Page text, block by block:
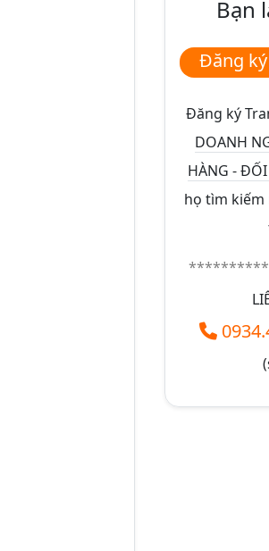
Bạn
Đăng
Đăng ký
DOANH
HÀNG - ĐỐI
họ tìm kiếm